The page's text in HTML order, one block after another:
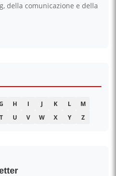
della comunicazione e della
H I J K L
M
T U V W X Y Z